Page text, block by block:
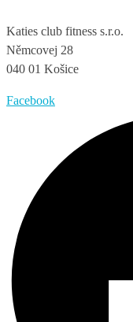
Katies club fitness s.r.o.
Němcovej 28
040 01 Košice
Facebook